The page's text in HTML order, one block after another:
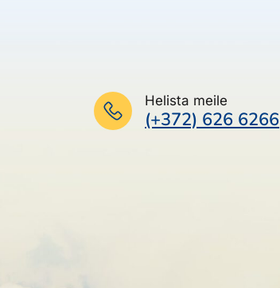
Helista meile
(+372) 626 6266